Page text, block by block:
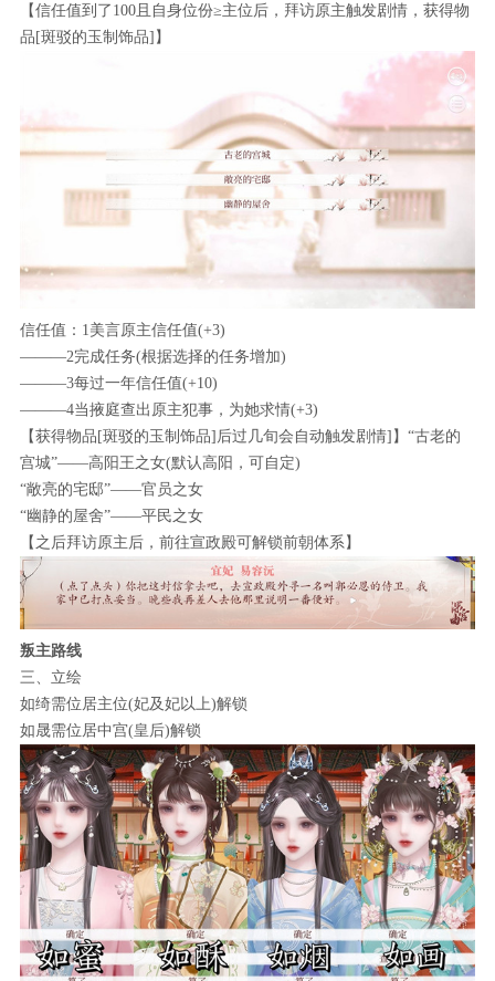
【信任值到了100且自身位份≥主位后，拜访原主触发剧情，获得物
品[斑驳的玉制饰品]】
信任值：1美言原主信任值(+3)
———2完成任务(根据选择的任务增加)
———3每过一年信任值(+10)
———4当掖庭查出原主犯事，为她求情(+3)
【获得物品[斑驳的玉制饰品]后过几旬会自动触发剧情]】“古老的
宫城”——高阳王之女(默认高阳，可自定)
“敞亮的宅邸”——官员之女
“幽静的屋舍”——平民之女
【之后拜访原主后，前往宣政殿可解锁前朝体系】
叛主路线
三、立绘
如绮需位居主位(妃及妃以上)解锁
如晟需位居中宫(皇后)解锁